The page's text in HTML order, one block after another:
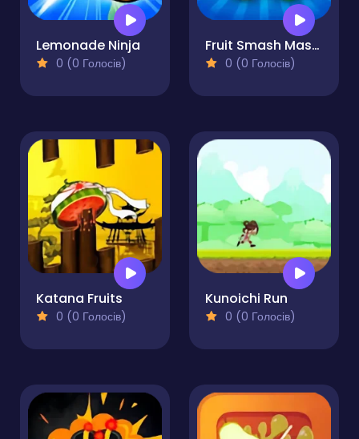
Lemonade Ninja
0 (0 Голосів)
Fruit Smash Master
0 (0 Голосів)
Katana Fruits
0 (0 Голосів)
Kunoichi Run
0 (0 Голосів)